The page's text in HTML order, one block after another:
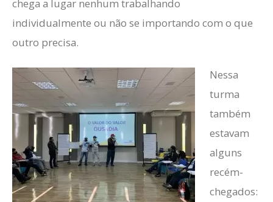
chega a lugar nenhum trabalhando
individualmente ou não se importando com o que
outro precisa.
Nessa
turma
também
estavam
alguns
recém-
chegados: